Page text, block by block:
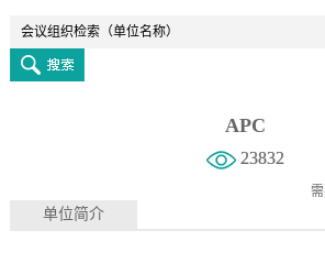
APC
23832
单位简介